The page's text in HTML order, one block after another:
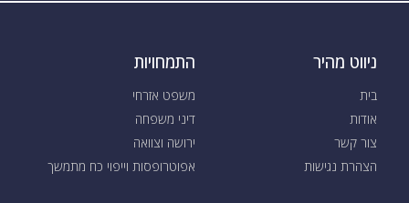
ניווט מהיר
בית
אודות
צור קשר
הצהרת נגישות
התמחויות
משפט אזרחי
דיני משפחה
ירושה וצוואה
אפוטרופסות וייפוי כח מתמשך